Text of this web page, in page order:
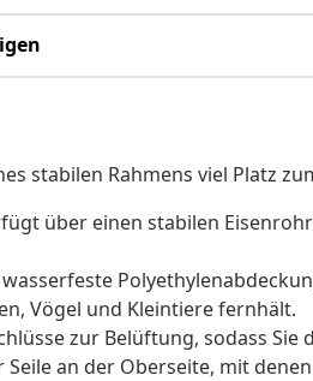
stabilen Rahmens viel Platz
über einen stabilen
Vögel und Kleintiere fernhält.
zur Belüftung, sodass Sie
an der Oberseite, mit